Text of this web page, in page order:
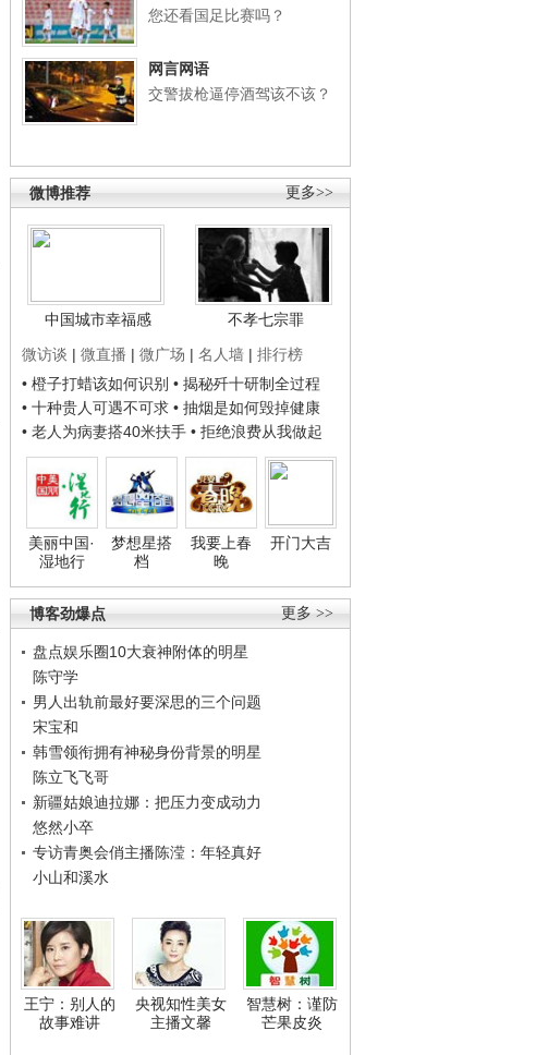
您还看国足比赛吗？
网言网语
交警拔枪逼停酒驾该不该？
更多>>
微博推荐
中国城市幸福感
不孝七宗罪
微访谈 | 微直播 | 微广场 | 名人墙 | 排行榜
• 橙子打蜡该如何识别 • 揭秘歼十研制全过程
• 十种贵人可遇不可求 • 抽烟是如何毁掉健康
• 老人为病妻搭40米扶手 • 拒绝浪费从我做起
美丽中国·
湿地行
梦想星搭
档
我要上春
晚
开门大吉
更多 >>
博客劲爆点
盘点娱乐圈10大衰神附体的明星
陈守学
男人出轨前最好要深思的三个问题
宋宝和
韩雪领衔拥有神秘身份背景的明星
陈立飞飞哥
新疆姑娘迪拉娜：把压力变成动力
悠然小卒
专访青奥会俏主播陈滢：年轻真好
小山和溪水
王宁：别人的
故事难讲
央视知性美女
主播文馨
智慧树：谨防
芒果皮炎